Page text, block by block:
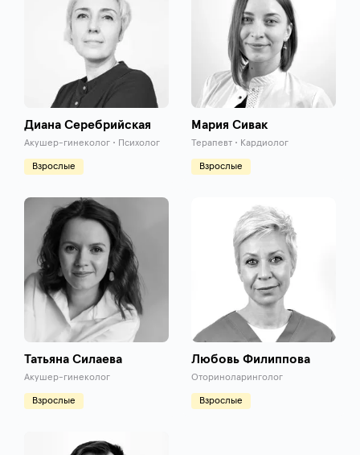
Диана Серебрийская
Акушер-гинеколог • Психолог
Взрослые
Мария Сивак
Терапевт • Кардиолог
Взрослые
Татьяна Силаева
Акушер-гинеколог
Взрослые
Любовь Филиппова
Оториноларинголог
Взрослые